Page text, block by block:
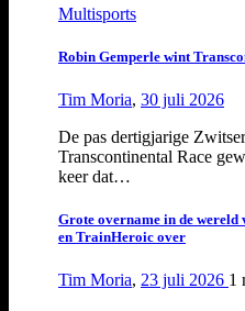
Multisports
Robin Gemperle wint
Tim Moria, 30 juli 2026
De pas dertigjarige
Transcontinental Race
keer dat…
Grote overname in de
en TrainHeroic over
Tim Moria, 23 juli 2026 1